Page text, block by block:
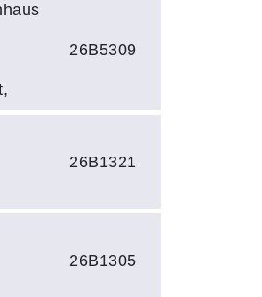
26B5309
26B1321
26B1305